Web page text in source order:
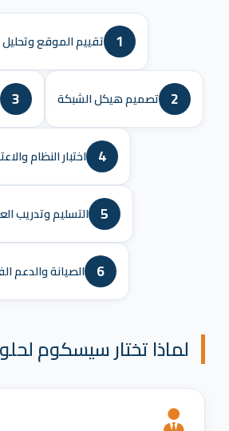
1 تقييم الموقع
2 تصميم هيكل الشبكة 3
4 اختبار النظام
5 التسليم وتدريب
6 الصيانة والدعم
لماذا تختار سيسكوم